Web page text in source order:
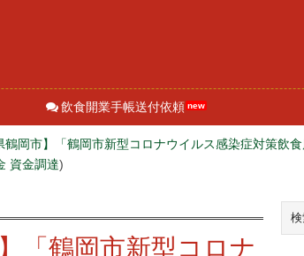
飲食開業手帳送付依頼
鶴岡市】「鶴岡市新型コロナウイルス感染症対策飲
資金調達)
「鶴岡市新型コロナ